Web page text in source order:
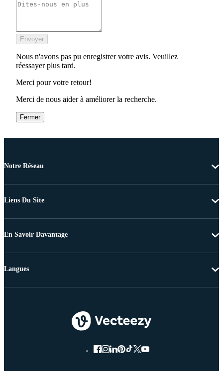
Envoyer
Nous n'avons pas pu enregistrer votre avis. Veuillez
réessayer plus tard.
Merci pour votre retour!
Merci de nous aider à améliorer la recherche.
Fermer
Notre Réseau
Liens Du Site
En Savoir Davantage
Langues